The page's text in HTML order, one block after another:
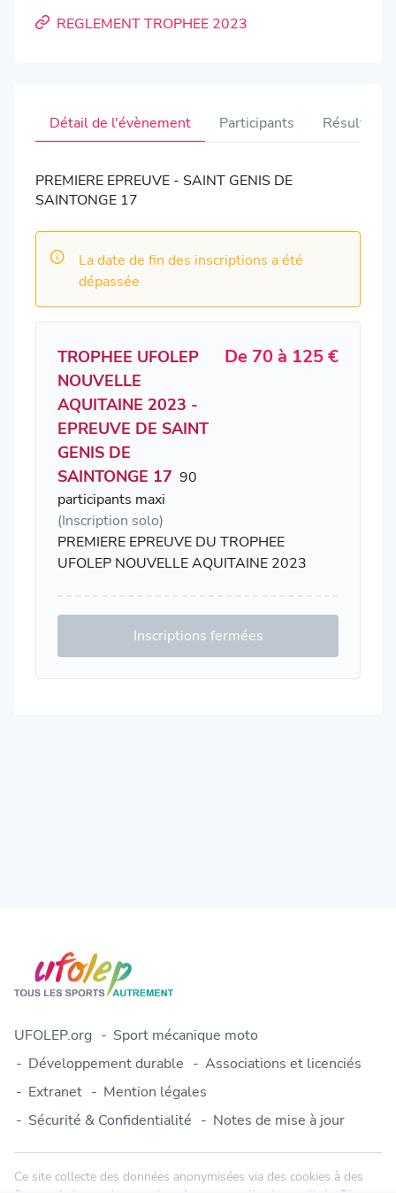
Détail de l'évènement Participants Résultats
PREMIERE EPREUVE - SAINT GENIS DE
SAINTONGE 17
La date de fin des inscriptions a été
dépassée
TROPHEE UFOLEP
NOUVELLE
AQUITAINE 2023 -
EPREUVE DE SAINT
GENIS DE
SAINTONGE 17 90
participants maxi
(Inscription solo)
De 70 à 125 €
PREMIERE EPREUVE DU TROPHEE
UFOLEP NOUVELLE AQUITAINE 2023
Inscriptions fermées
REGLEMENT TROPHEE 2023
UFOLEP.org
Sport mécanique moto
Développement durable
Associations et licenciés
Extranet
Mention légales
Sécurité & Confidentialité
Notes de mise à jour
Ce site collecte des données anonymisées via des cookies à des